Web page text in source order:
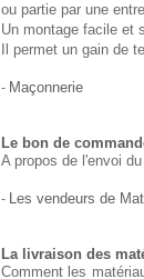
ou partie par une
Un montage facile et
Il permet un gain de
- Maçonnerie
Le bon de
A propos de l'envoi
- Les vendeurs de
La livraison des
Comment les